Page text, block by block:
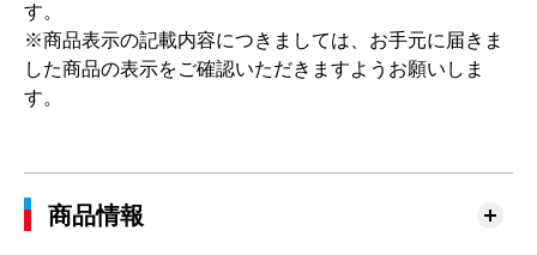
す。
※商品表示の記載内容につきましては、お手元に届きま
した商品の表示をご確認いただきますようお願いしま
す。
商品情報